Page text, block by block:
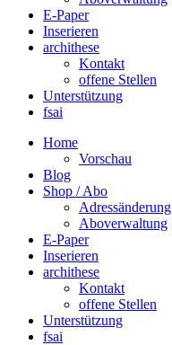
E-Paper
Inserieren
archithese
Kontakt
offene Stellen
Unterstützung
fsai
Home
Vorschau
Blog
Shop / Abo
Adressänderung
Aboverwaltung
E-Paper
Inserieren
archithese
Kontakt
offene Stellen
Unterstützung
fsai